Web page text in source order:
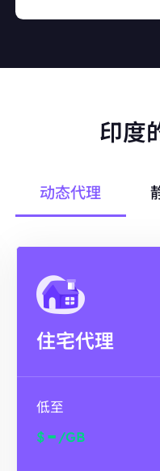
印度
动态代理
住宅代理
低至
$- /GB